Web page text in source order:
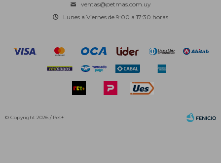
ventas@petmas.com.uy
Lunes a Viernes de 9:00 a 17:30 horas
© Copyright 2026 / Pet+